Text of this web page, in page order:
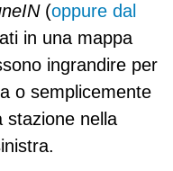
(oppure dal
in una mappa
ingrandire per
o semplicemente
stazione nella